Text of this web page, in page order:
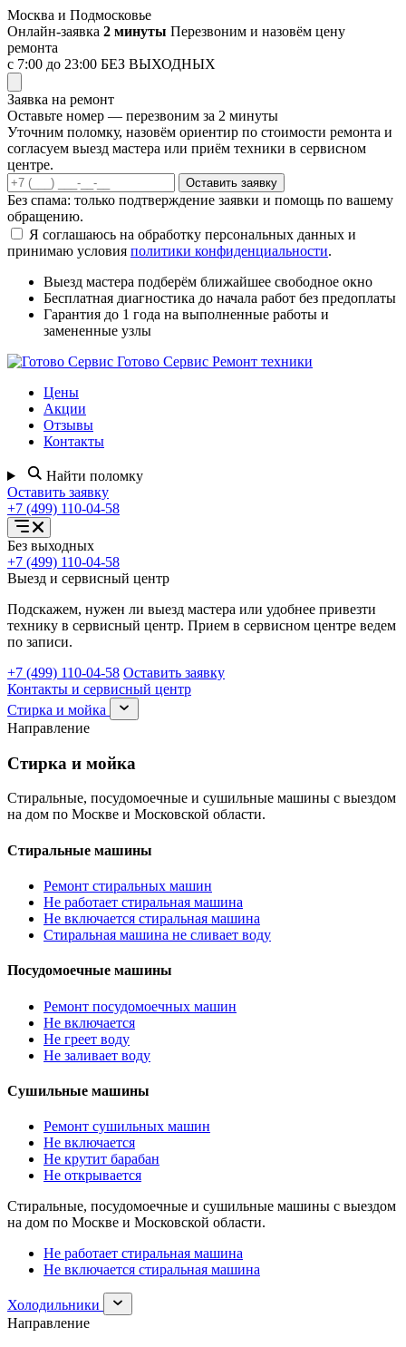
Перейти
к
содержимому
Москва и Подмосковье
Онлайн-заявка 2 минуты Перезвоним и назовём цену
ремонта
с 7:00 до 23:00 БЕЗ ВЫХОДНЫХ
Заявка на ремонт
Оставьте номер — перезвоним за 2 минуты
Уточним поломку, назовём ориентир по стоимости ремонта и
согласуем выезд мастера или приём техники в сервисном
центре.
Оставить заявку
Без спама: только подтверждение заявки и помощь по вашему
обращению.
Я соглашаюсь на обработку персональных данных и
принимаю условия политики конфиденциальности.
Выезд мастера подберём ближайшее свободное окно
Бесплатная диагностика до начала работ без предоплаты
Гарантия до 1 года на выполненные работы и
замененные узлы
Готово Сервис Ремонт техники
Цены
Акции
Отзывы
Контакты
Найти поломку
Оставить заявку
+7 (499) 110-04-58
Открыть
меню
услуг
Без выходных
+7 (499) 110-04-58
Выезд и сервисный центр
Подскажем, нужен ли выезд мастера или удобнее привезти
технику в сервисный центр. Прием в сервисном центре ведем
по записи.
+7 (499) 110-04-58 Оставить заявку
Контакты и сервисный центр
Стирка и мойка
Раскрыть
раздел
мойка
Направление
Стирка и мойка
Стиральные, посудомоечные и сушильные машины с выездом
на дом по Москве и Московской области.
Стиральные машины
Ремонт стиральных машин
Не работает стиральная машина
Не включается стиральная машина
Стиральная машина не сливает воду
Посудомоечные машины
Ремонт посудомоечных машин
Не включается
Не греет воду
Не заливает воду
Сушильные машины
Ремонт сушильных машин
Не включается
Не крутит барабан
Не открывается
Стиральные, посудомоечные и сушильные машины с выездом
на дом по Москве и Московской области.
Не работает стиральная машина
Не включается стиральная машина
Холодильники
Раскрыть
раздел
Направление